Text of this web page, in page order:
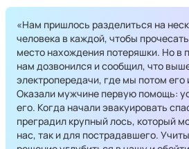
«Нам пришлось разделиться на
человека в каждой, чтобы
место нахождения потеряшки. Но в
нам дозвонился и сообщил, что
электропередачи, где мы потом его
Оказали мужчине первую помощь:
его. Когда начали эвакуировать
преградил крупный лось, который
нас, так и для пострадавшего.